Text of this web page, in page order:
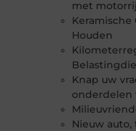
met
Houden
Knap uw
onderdelen
Nieuw